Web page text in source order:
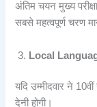
अंतिम चयन मुख्य
सबसे महत्वपूर्ण चरण
Local
यदि उम्मीदवार ने 10वीं
देनी होगी।